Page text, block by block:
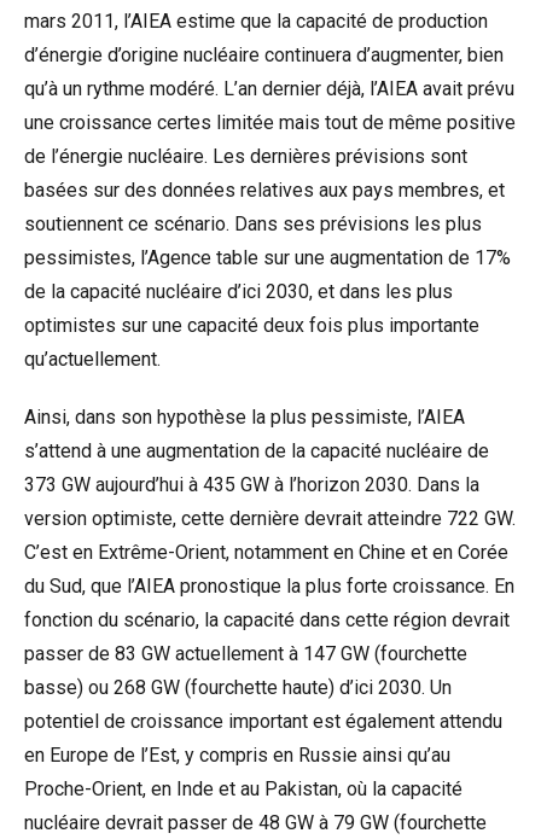
mars 2011, l’AIEA estime que la capacité de production
d’énergie d’origine nucléaire continuera d’augmenter, bien
qu’à un rythme modéré. L’an dernier déjà, l’AIEA avait prévu
une croissance certes limitée mais tout de même positive
de l’énergie nucléaire. Les dernières prévisions sont
basées sur des données relatives aux pays membres, et
soutiennent ce scénario. Dans ses prévisions les plus
pessimistes, l’Agence table sur une augmentation de 17%
de la capacité nucléaire d’ici 2030, et dans les plus
optimistes sur une capacité deux fois plus importante
qu’actuellement.
Ainsi, dans son hypothèse la plus pessimiste, l’AIEA
s’attend à une augmentation de la capacité nucléaire de
373 GW aujourd’hui à 435 GW à l’horizon 2030. Dans la
version optimiste, cette dernière devrait atteindre 722 GW.
C’est en Extrême-Orient, notamment en Chine et en Corée
du Sud, que l’AIEA pronostique la plus forte croissance. En
fonction du scénario, la capacité dans cette région devrait
passer de 83 GW actuellement à 147 GW (fourchette
basse) ou 268 GW (fourchette haute) d’ici 2030. Un
potentiel de croissance important est également attendu
en Europe de l’Est, y compris en Russie ainsi qu’au
Proche-Orient, en Inde et au Pakistan, où la capacité
nucléaire devrait passer de 48 GW à 79 GW (fourchette